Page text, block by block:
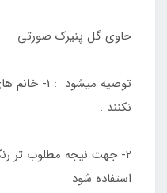
حاوی گل پنیرک صورتی
توصیه میشود
نکنند .
2- جهت نیجه مطلوب تر
استفاده شود